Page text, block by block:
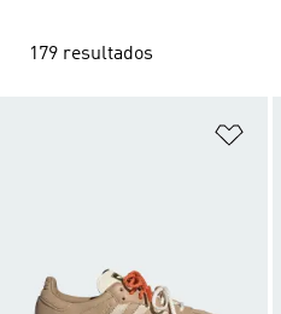
179 resultados